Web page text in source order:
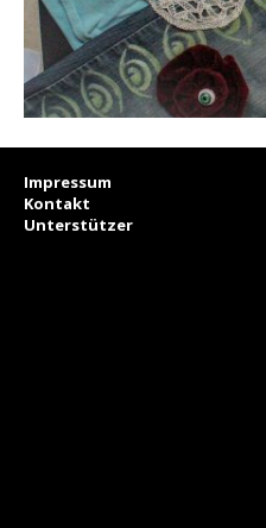
Impressum
Kontakt
Unterstützer